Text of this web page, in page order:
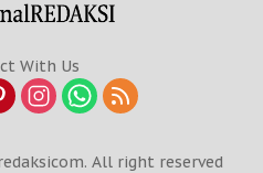
With Us
All right reserved